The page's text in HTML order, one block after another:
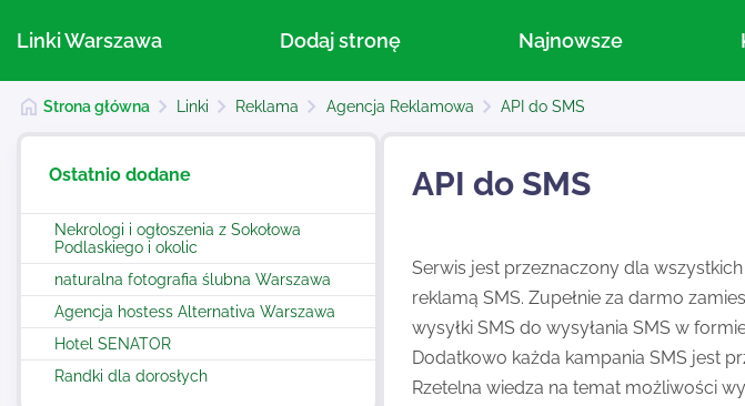
Linki Warszawa Dodaj stronę Najnowsze
Strona główna Linki Reklama Agencja Reklamowa API do SMS
Ostatnio dodane
Nekrologi i ogłoszenia z Sokołowa
Podlaskiego i okolic
naturalna fotografia ślubna Warszawa
Agencja hostess Alternativa Warszawa
Hotel SENATOR
Randki dla dorosłych
API do SMS
Serwis jest przeznaczony dla
reklamą SMS. Zupełnie za darmo
wysyłki SMS do wysyłania SMS w
Dodatkowo każda kampania SMS jest
Rzetelna wiedza na temat możliwości